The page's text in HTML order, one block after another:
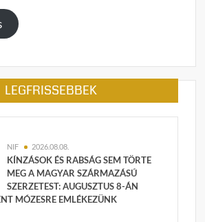
LEGFRISSEBBEK
NIF 2026.08.08.
KÍNZÁSOK ÉS RABSÁG SEM TÖRTE
MEG A MAGYAR SZÁRMAZÁSÚ
SZERZETEST: AUGUSZTUS 8-ÁN
MÓZESRE EMLÉKEZÜNK